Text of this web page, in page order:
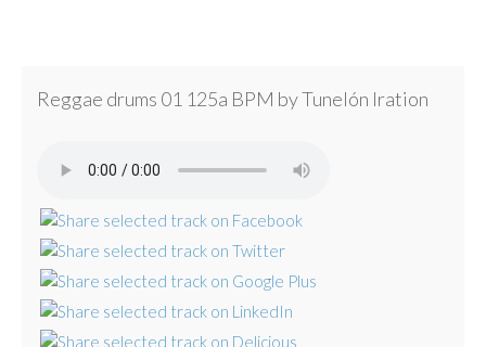
Reggae drums 01 125a BPM by Tunelón Iration